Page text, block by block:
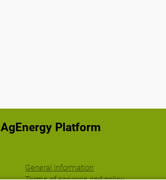
AgEnergy Platform
General Information